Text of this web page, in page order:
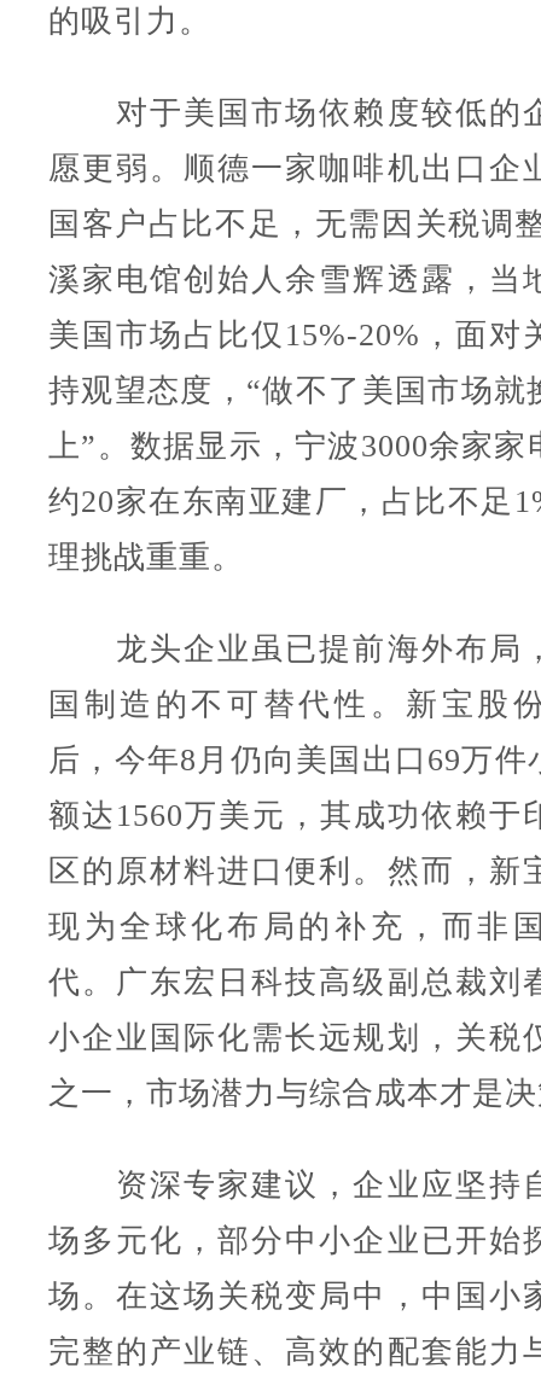
的吸引力。
对于美国市场依赖度较低的
愿更弱。顺德一家咖啡机出口企
国客户占比不足，无需因关税调
溪家电馆创始人余雪辉透露，当
美国市场占比仅15%-20%，面对
持观望态度，“做不了美国市场就
上”。数据显示，宁波3000余家家
约20家在东南亚建厂，占比不足
理挑战重重。
龙头企业虽已提前海外布局
国制造的不可替代性。新宝股
后，今年8月仍向美国出口69万件
额达1560万美元，其成功依赖于
区的原材料进口便利。然而，新
现为全球化布局的补充，而非
代。广东宏日科技高级副总裁刘
小企业国际化需长远规划，关税
之一，市场潜力与综合成本才是
资深专家建议，企业应坚持
场多元化，部分中小企业已开始
场。在这场关税变局中，中国小
完整的产业链、高效的配套能力